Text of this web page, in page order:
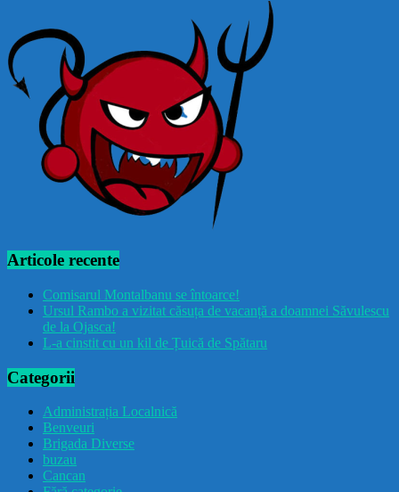
Articole recente
Comisarul Montalbanu se întoarce!
Ursul Rambo a vizitat căsuța de vacanță a doamnei Săvulescu
de la Ojasca!
L-a cinstit cu un kil de Țuică de Spătaru
Categorii
Administrația Localnică
Benveuri
Brigada Diverse
buzau
Cancan